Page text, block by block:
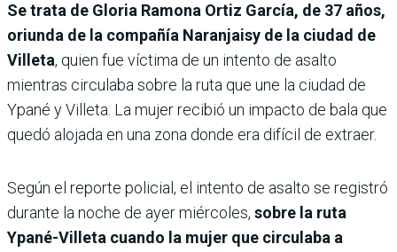
Se trata de Gloria Ramona Ortiz García, de 37 años,
oriunda de la compañía Naranjaisy de la ciudad de
Villeta, quien fue víctima de un intento de asalto
mientras circulaba sobre la ruta que une la ciudad de
Ypané y Villeta. La mujer recibió un impacto de bala que
quedó alojada en una zona donde era difícil de extraer.
Según el reporte policial, el intento de asalto se registró
durante la noche de ayer miércoles, sobre la ruta
Ypané-Villeta cuando la mujer que circulaba a